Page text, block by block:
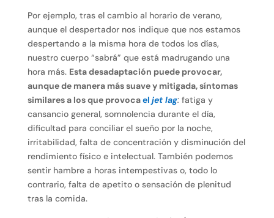
Por ejemplo, tras el cambio al horario de verano,
aunque el despertador nos indique que nos estamos
despertando a la misma hora de todos los días,
nuestro cuerpo “sabrá” que está madrugando una
hora más. Esta desadaptación puede provocar,
aunque de manera más suave y mitigada, síntomas
similares a los que provocael jet lag:fatiga y
cansancio general, somnolencia durante el día,
dificultad para conciliar el sueño por la noche,
irritabilidad, falta de concentración y disminución del
rendimiento físico e intelectual. También podemos
sentir hambre a horas intempestivas o, todo lo
contrario, falta de apetito o sensación de plenitud
tras la comida.